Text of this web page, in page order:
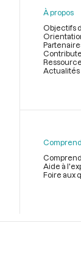
page
À propos
Objectifs
Actualités
Aide à
Foire aux